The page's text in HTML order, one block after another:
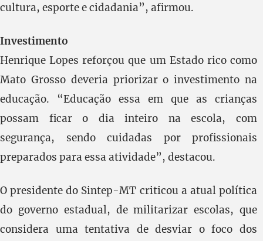
cultura, esporte e cidadania”, afirmou.
Investimento
Henrique Lopes reforçou que um Estado rico como
Mato Grosso deveria priorizar o investimento na
educação. “Educação essa em que as crianças
possam ficar o dia inteiro na escola, com
segurança, sendo cuidadas por profissionais
preparados para essa atividade”, destacou.
O presidente do Sintep-MT criticou a atual política
do governo estadual, de militarizar escolas, que
considera uma tentativa de desviar o foco dos